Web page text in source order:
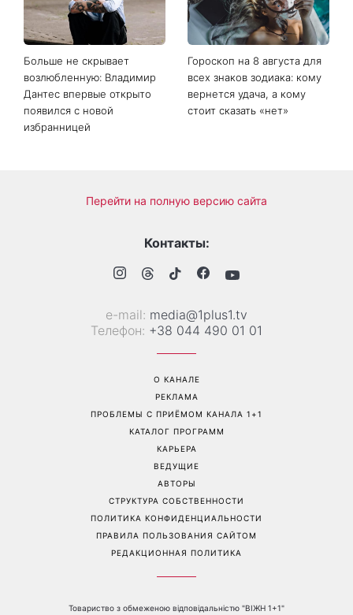
Больше не скрывает
возлюбленную: Владимир
Дантес впервые открыто
появился с новой
избранницей
Гороскоп на 8 августа для
всех знаков зодиака: кому
вернется удача, а кому
стоит сказать «нет»
Перейти на полную версию сайта
Контакты:
е-mail: media@1plus1.tv
Телефон: +38 044 490 01 01
О КАНАЛЕ
РЕКЛАМА
ПРОБЛЕМЫ С ПРИЁМОМ КАНАЛА 1+1
КАТАЛОГ ПРОГРАММ
КАРЬЕРА
ВЕДУЩИЕ
АВТОРЫ
СТРУКТУРА СОБСТВЕННОСТИ
ПОЛИТИКА КОНФИДЕНЦИАЛЬНОСТИ
ПРАВИЛА ПОЛЬЗОВАНИЯ САЙТОМ
РЕДАКЦИОННАЯ ПОЛИТИКА
Товариство з обмеженою відповідальністю "ВІЖН 1+1"